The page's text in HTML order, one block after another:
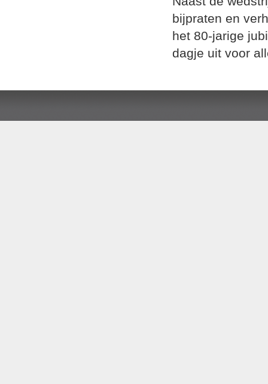
bijpraten en
het 80-jarige
dagje uit voor